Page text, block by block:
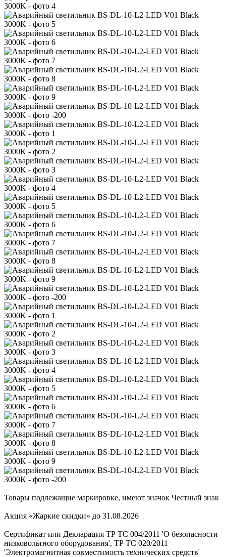
Товары подлежащие маркировке, имеют значок Честный знак
Акция «Жаркие скидки» до 31.08.2026
Сертификат или Декларация ТР ТС 004/2011 'О безопасности
низковольтного оборудования', ТР ТС 020/2011
'Электромагнитная совместимость технических средств'